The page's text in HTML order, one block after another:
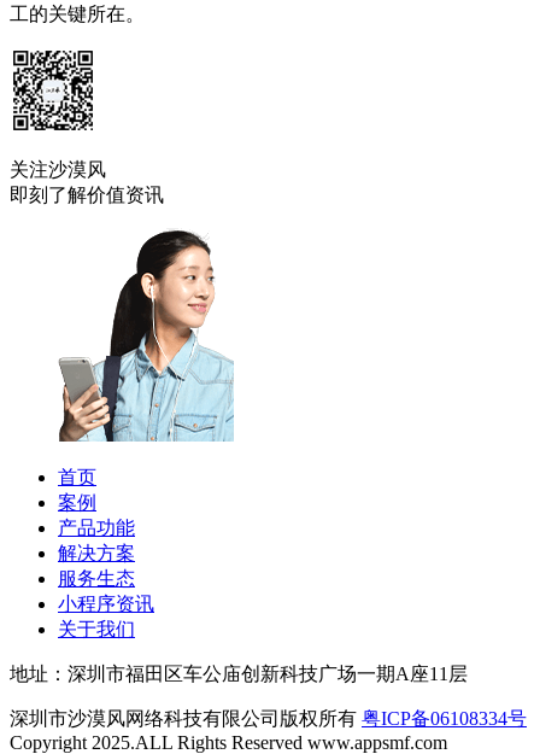
工的关键所在。
关注沙漠风
即刻了解价值资讯
首页
案例
产品功能
解决方案
服务生态
小程序资讯
关于我们
地址：深圳市福田区车公庙创新科技广场一期A座11层
深圳市沙漠风网络科技有限公司版权所有 粤ICP备06108334号
Copyright 2025.ALL Rights Reserved www.appsmf.com